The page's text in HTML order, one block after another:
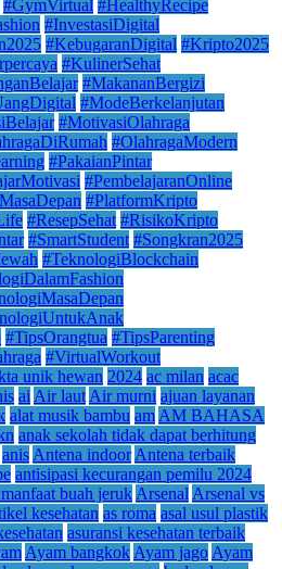
#GymVirtual #HealthyRecipe
#InvestasiDigital
#KebugaranDigital #Kripto2025
#KulinerSehat
#MakananBergizi
#ModeBerkelanjutan
#MotivasiOlahraga
#OlahragaModern
#PakaianPintar
#PembelajaranOnline
#PlatformKripto
#ResepSehat #RisikoKripto
#SmartStudent #Songkran2025
#TeknologiBlockchain
#TipsOrangtua #TipsParenting
#VirtualWorkout
unik hewan 2024 ac milan acac
aiAir lautAir murni ajuan layanan
alat musik bambu amAM BAHASA
anak sekolah tidak dapat berhitung
anisAntena indoorAntena terbaik
antisipasi kecurangan pemilu 2024
buah jerukArsenalArsenal vs
kesehatan as roma asal usul plastik
asuransi kesehatan terbaik
Ayam bangkokAyam jagoAyam